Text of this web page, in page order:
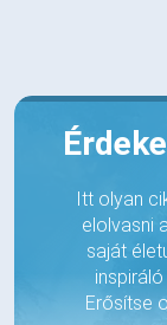
Itt olyan
elolvasni
saját
Erősítse